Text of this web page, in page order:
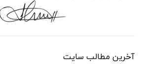
آخرین مطالب سایت